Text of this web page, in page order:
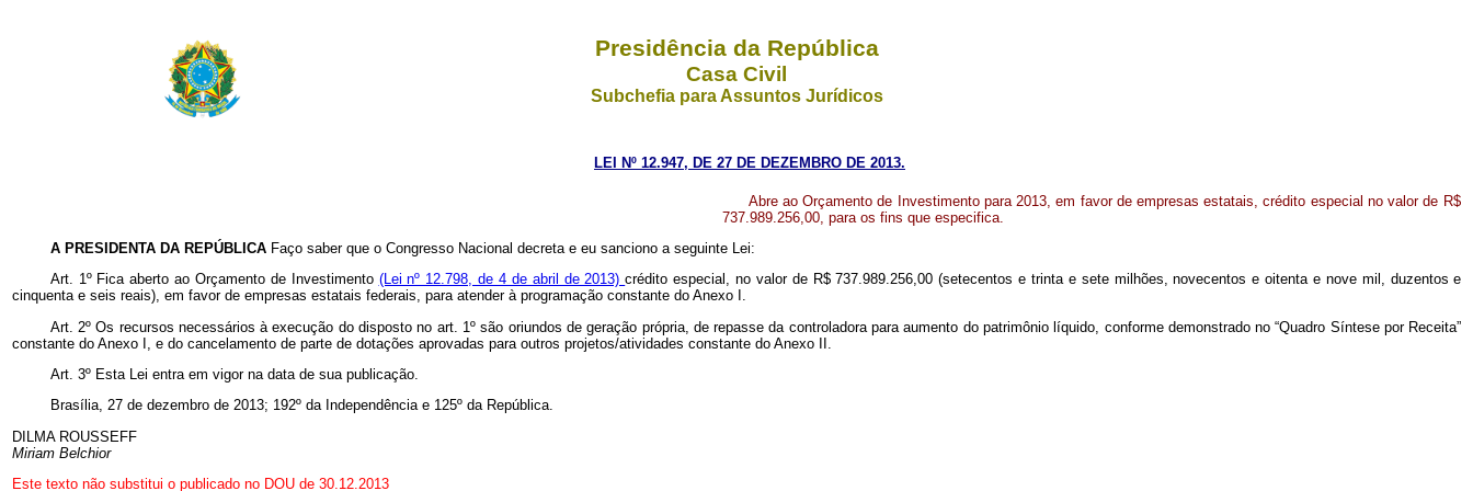
Presidência da República
Casa Civil
Subchefia para Assuntos Jurídicos
LEI Nº 12.947, DE 27 DE DEZEMBRO DE 2013.
Abre ao Orçamento de Investimento para 2013, em favor de empresas estatais, crédito especial no valor de R$
737.989.256,00, para os fins que especifica.
A PRESIDENTA DA REPÚBLICA Faço saber que o Congresso Nacional decreta e eu sanciono a seguinte Lei:
Art. 1º Fica aberto ao Orçamento de Investimento (Lei nº 12.798, de 4 de abril de 2013)crédito especial, no valor de R$ 737.989.256,00 (setecentos e trinta e sete milhões, novecentos e oitenta e nove mil, duzentos e
cinquenta e seis reais), em favor de empresas estatais federais, para atender à programação constante do Anexo I.
Art. 2º Os recursos necessários à execução do disposto no art. 1º são oriundos de geração própria, de repasse da controladora para aumento do patrimônio líquido, conforme demonstrado no “Quadro Síntese por Receita”
constante do Anexo I, e do cancelamento de parte de dotações aprovadas para outros projetos/atividades constante do Anexo II.
Art. 3º Esta Lei entra em vigor na data de sua publicação.
Brasília, 27 de dezembro de 2013; 192º da Independência e 125º da República.
DILMA ROUSSEFF
Miriam Belchior
Este texto não substitui o publicado no DOU de 30.12.2013